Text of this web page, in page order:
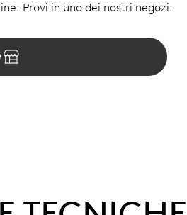
Provi in uno dei nostri negozi.